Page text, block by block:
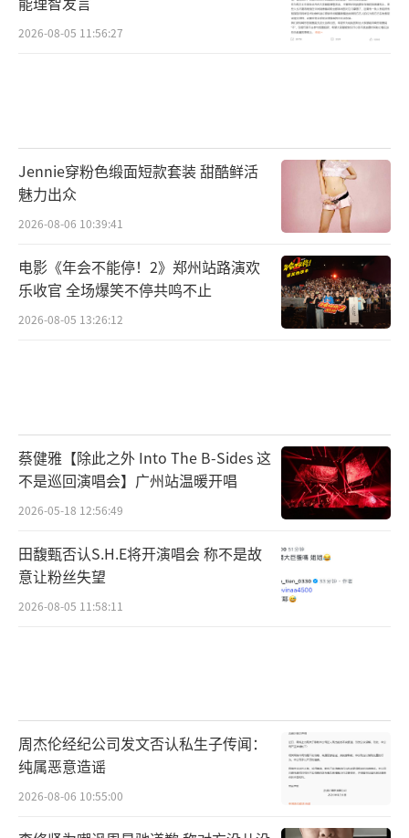
2026-08-05 11:56:27
Jennie穿粉色缎面短款套装 甜酷鲜活
魅力出众
2026-08-06 10:39:41
电影《年会不能停！2》郑州站路演欢
乐收官 全场爆笑不停共鸣不止
2026-08-05 13:26:12
蔡健雅【除此之外 Into The B-Sides 这
不是巡回演唱会】广州站温暖开唱
2026-05-18 12:56:49
田馥甄否认S.H.E将开演唱会 称不是故
意让粉丝失望
2026-08-05 11:58:11
周杰伦经纪公司发文否认私生子传闻：
纯属恶意造谣
2026-08-06 10:55:00